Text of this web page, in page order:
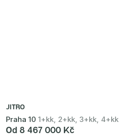
JITRO
Praha 10 1+kk, 2+kk, 3+kk, 4+kk
Od 8 467 000 Kč